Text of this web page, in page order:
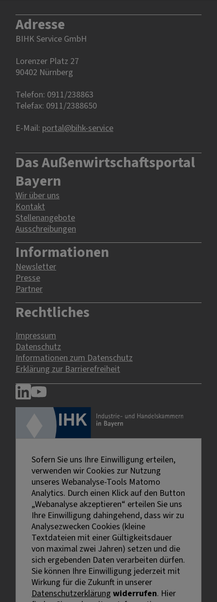
Adresse
BIHK Service GmbH
Lorenzer Platz 27
90402 Nürnberg‎‎
Telefon: 0911/238863
Telefax: 0911/2388650
E-Mail: portal@bihk-service
Das Außenwirtschaftsportal
Bayern
Wir über uns
Kontakt
Stellenangebote
Ausschreibungen
Informationen
Newsletter
Presse
Partner
Rechtliches
Impressum
Datenschutz
Informationen zum Datenschutz
Erklärung zur Barrierefreiheit
Externe Links sind mit dem Symbol
gekennzeichnet.
Bei personenbezogenen Bezeichnungen wurde aus
Sofern Sie uns Ihre Einwilligung erteilen,
verwenden wir Cookies zur Nutzung
unseres Webanalyse-Tools Matomo
Analytics. Durch einen Klick auf den Button
„Webanalyse akzeptieren“ erteilen Sie uns
Ihre Einwilligung dahingehend, dass wir zu
Analysezwecken Cookies (kleine
Textdateien mit einer Gültigkeitsdauer
von maximal zwei Jahren) setzen und die
sich ergebenden Daten verarbeiten dürfen.
Sie können Ihre Einwilligung jederzeit mit
Wirkung für die Zukunft in unserer
Datenschutzerklärung widerrufen. Hier